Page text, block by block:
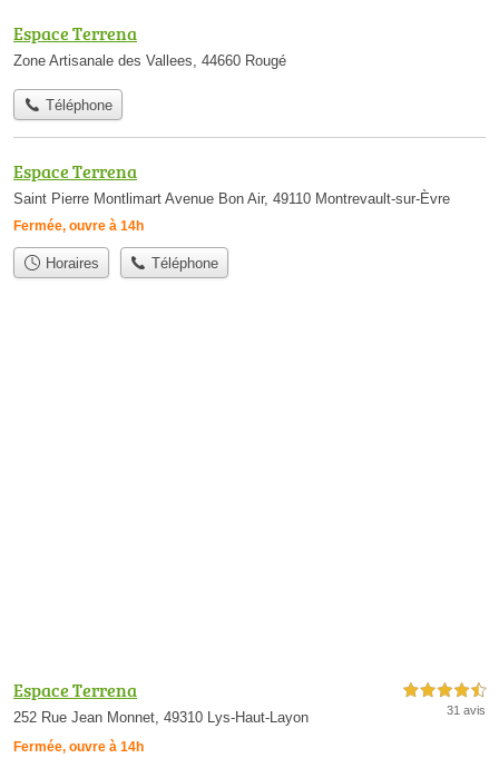
Espace Terrena
Zone Artisanale des Vallees, 44660 Rougé
Téléphone
Espace Terrena
Saint Pierre Montlimart Avenue Bon Air, 49110 Montrevault-sur-Èvre
Fermée, ouvre à 14h
Horaires Téléphone
Espace Terrena
252 Rue Jean Monnet, 49310 Lys-Haut-Layon
Fermée, ouvre à 14h
4,5 étoiles sur 5
31 avis